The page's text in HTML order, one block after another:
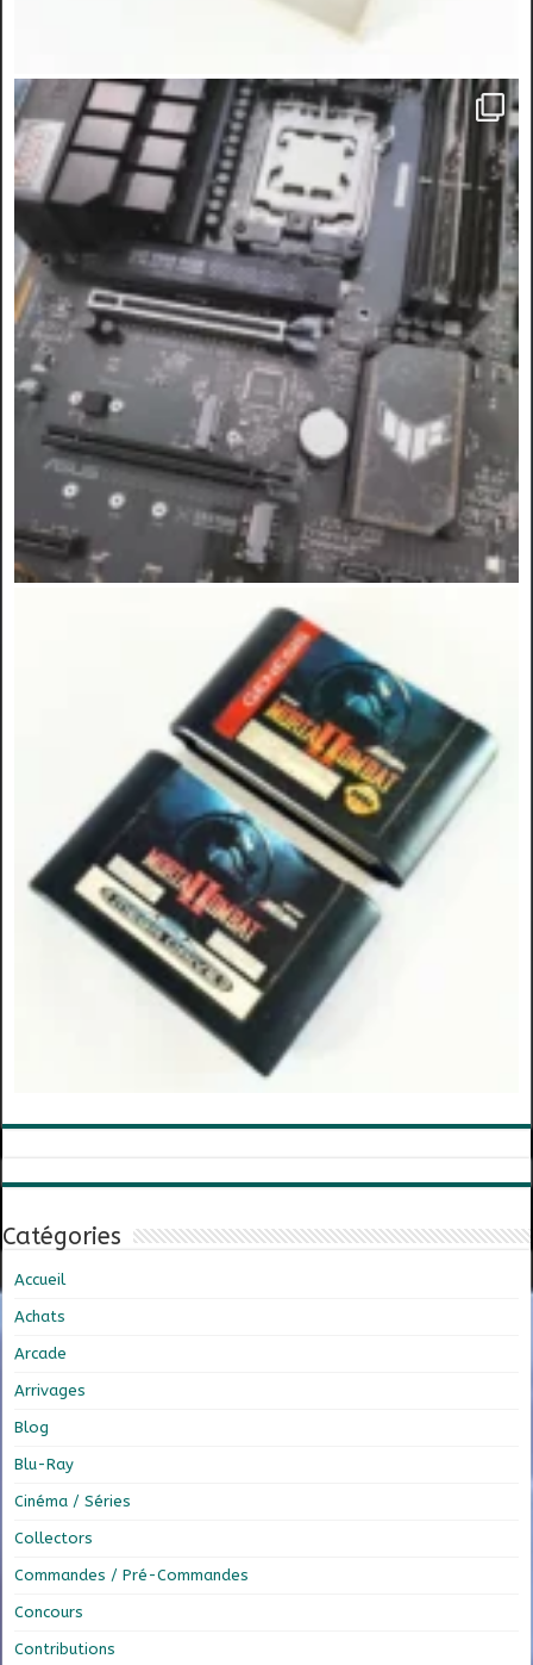
Catégories
Accueil
Achats
Arcade
Arrivages
Blog
Blu-Ray
Cinéma / Séries
Collectors
Commandes / Pré-Commandes
Concours
Contributions